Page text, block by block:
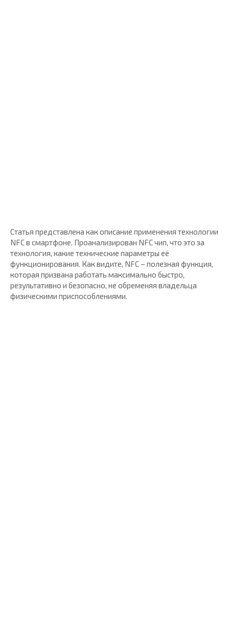
Статья представлена как описание применения технологии
NFC в смартфоне. Проанализирован NFC чип, что это за
технология, какие технические параметры её
функционирования. Как видите, NFC – полезная функция,
которая призвана работать максимально быстро,
результативно и безопасно, не обременяя владельца
физическими приспособлениями.